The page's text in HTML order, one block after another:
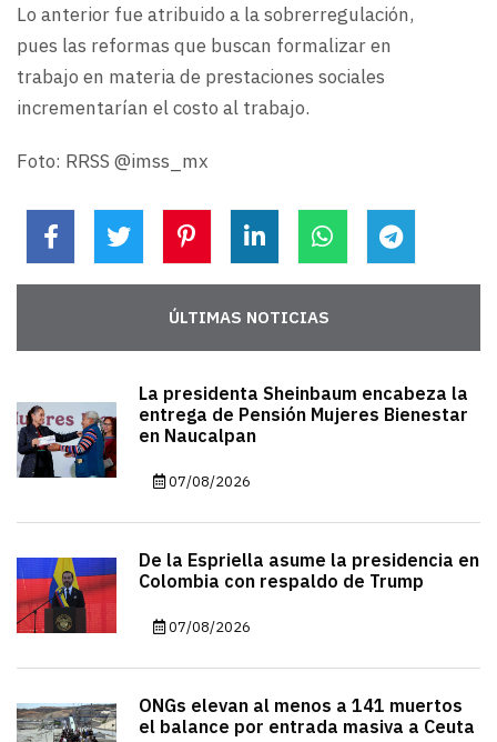
Lo anterior fue atribuido a la sobrerregulación,
pues las reformas que buscan formalizar en
trabajo en materia de prestaciones sociales
incrementarían el costo al trabajo.
Foto: RRSS @imss_mx
ÚLTIMAS NOTICIAS
La presidenta Sheinbaum encabeza la
entrega de Pensión Mujeres Bienestar
en Naucalpan
07/08/2026
De la Espriella asume la presidencia en
Colombia con respaldo de Trump
07/08/2026
ONGs elevan al menos a 141 muertos
el balance por entrada masiva a Ceuta